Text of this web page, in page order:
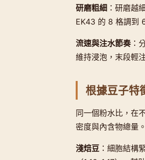
研磨粗細 ：研磨越
EK43 的 8 格調到
流速與注水節奏：
維持浸泡，末段輕
根據豆子特
同一個粉水比，在
密度與內含物總量。
淺焙豆 ：細胞結構